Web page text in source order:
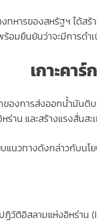
ทหารของสหรัฐฯ ได้ส
มยืนยันว่าจะมีการดำเ
เกาะคา
ของการส่งออกน้ำมัน
าน และสร้างแรงสั่นส
นวทางดังกล่าวกับนโ
วัติอิสลามแห่งอิหร่าน